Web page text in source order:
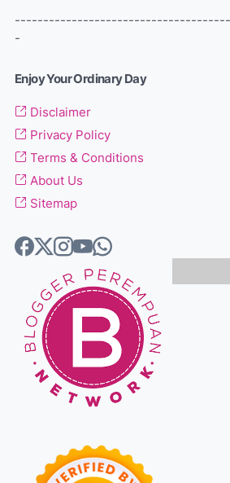
-
Enjoy Your Ordinary Day
Disclaimer
Privacy Policy
Terms & Conditions
About Us
Sitemap